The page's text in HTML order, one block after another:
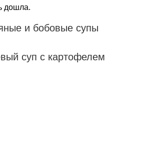
дошла.
и бобовые супы
суп с картофелем